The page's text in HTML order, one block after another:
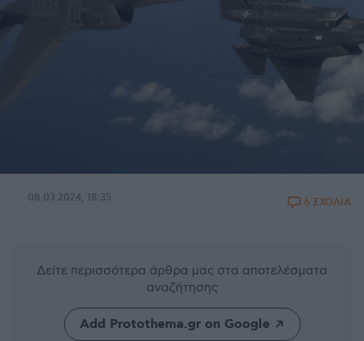
08.03.2024, 18:35 6 ΣΧΟΛΙΑ
Δείτε περισσότερα άρθρα μας στα αποτελέσματα
αναζήτησης
Add Protothema.gr on Google